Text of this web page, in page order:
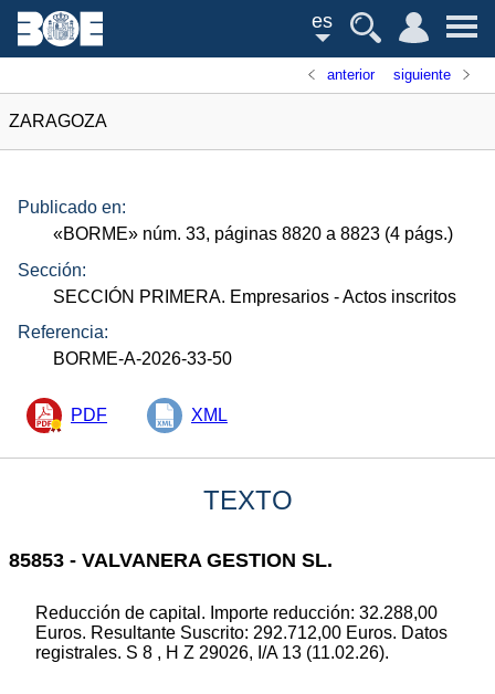
es
anterior siguiente
ZARAGOZA
Publicado en:
«BORME» núm. 33, páginas 8820 a 8823 (4 págs.)
Sección:
SECCIÓN PRIMERA. Empresarios - Actos inscritos
Referencia:
BORME-A-2026-33-50
PDF XML
TEXTO
85853 - VALVANERA GESTION SL.
Reducción de capital. Importe reducción: 32.288,00
Euros. Resultante Suscrito: 292.712,00 Euros. Datos
registrales. S 8 , H Z 29026, I/A 13 (11.02.26).